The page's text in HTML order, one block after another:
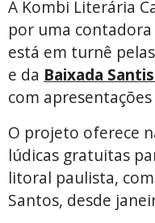
A Kombi Literária
por uma
está em turnê
e da Baixada
com
O projeto oferece
lúdicas gratuitas
litoral paulista,
Santos, desde